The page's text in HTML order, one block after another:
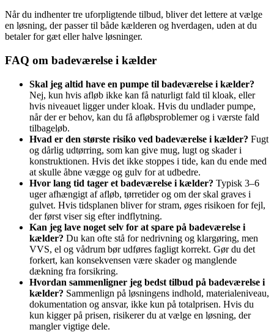
Når du indhenter tre uforpligtende tilbud, bliver det lettere at vælge
en løsning, der passer til både kælderen og hverdagen, uden at du
betaler for gæt eller halve løsninger.
FAQ om badeværelse i kælder
Skal jeg altid have en pumpe til badeværelse i kælder?
Nej, kun hvis afløb ikke kan få naturligt fald til kloak, eller
hvis niveauet ligger under kloak. Hvis du undlader pumpe,
når der er behov, kan du få afløbsproblemer og i værste fald
tilbageløb.
Hvad er den største risiko ved badeværelse i kælder? Fugt
og dårlig udtørring, som kan give mug, lugt og skader i
konstruktionen. Hvis det ikke stoppes i tide, kan du ende med
at skulle åbne vægge og gulv for at udbedre.
Hvor lang tid tager et badeværelse i kælder? Typisk 3–6
uger afhængigt af afløb, tørretider og om der skal graves i
gulvet. Hvis tidsplanen bliver for stram, øges risikoen for fejl,
der først viser sig efter indflytning.
Kan jeg lave noget selv for at spare på badeværelse i
kælder? Du kan ofte stå for nedrivning og klargøring, men
VVS, el og vådrum bør udføres fagligt korrekt. Gør du det
forkert, kan konsekvensen være skader og manglende
dækning fra forsikring.
Hvordan sammenligner jeg bedst tilbud på badeværelse i
kælder? Sammenlign på løsningens indhold, materialeniveau,
dokumentation og ansvar, ikke kun på totalprisen. Hvis du
kun kigger på prisen, risikerer du at vælge en løsning, der
mangler vigtige dele.